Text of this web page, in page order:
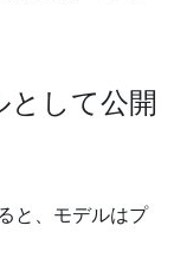
として公開
と、モデルはプ